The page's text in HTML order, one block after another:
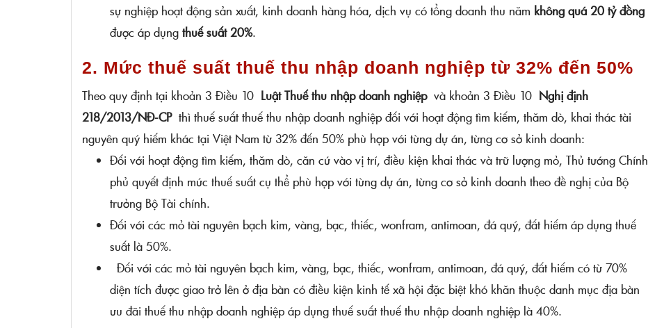
sự nghiệp hoạt động sản xuất, kinh doanh hàng hóa, dịch vụ có tổng doanh thu năm không quá 20 tỷ đồng
được áp dụng thuế suất 20%.
2. Mức thuế suất thuế thu nhập doanh nghiệp từ 32% đến 50%
Theo quy định tại khoản 3 Điều 10 Luật Thuế thu nhập doanh nghiệpvà khoản 3 Điều 10 Nghị định
218/2013/NĐ-CP thì thuế suất thuế thu nhập doanh nghiệp đối với hoạt động tìm kiếm, thăm dò, khai thác tài
nguyên quý hiếm khác tại Việt Nam từ 32% đến 50% phù hợp với từng dự án, từng cơ sở kinh doanh:
Đối với hoạt động tìm kiếm, thăm dò, căn cứ vào vị trí, điều kiện khai thác và trữ lượng mỏ, Thủ tướng Chính
phủ quyết định mức thuế suất cụ thể phù hợp với từng dự án, từng cơ sở kinh doanh theo đề nghị của Bộ
trưởng Bộ Tài chính.
Đối với các mỏ tài nguyên bạch kim, vàng, bạc, thiếc, wonfram, antimoan, đá quý, đất hiếm áp dụng thuế
suất là 50%.
Đối với các mỏ tài nguyên bạch kim, vàng, bạc, thiếc, wonfram, antimoan, đá quý, đất hiếm có từ 70%
diện tích được giao trở lên ở địa bàn có điều kiện kinh tế xã hội đặc biệt khó khăn thuộc danh mục địa bàn
ưu đãi thuế thu nhập doanh nghiệp áp dụng thuế suất thuế thu nhập doanh nghiệp là 40%.